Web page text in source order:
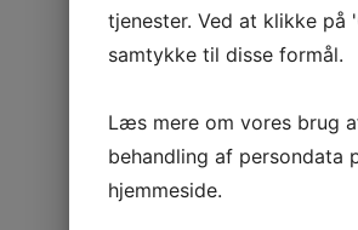
tjenester. Ved at klikke på
samtykke til disse formål.
Læs mere om vores brug
behandling af persondata
hjemmeside.